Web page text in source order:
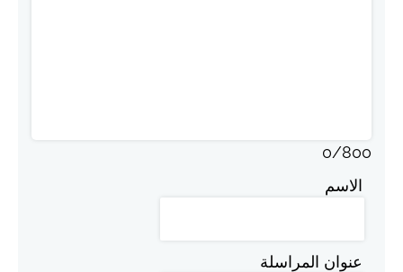
0/800
الاسم
عنوان المراسلة